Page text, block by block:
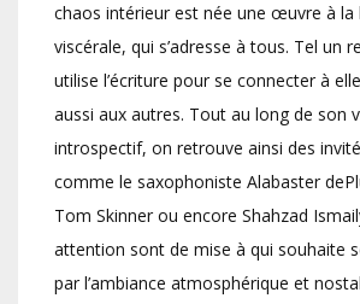
chaos intérieur est née une œuvre à la
viscérale, qui s’adresse à tous. Tel un
utilise l’écriture pour se connecter à
aussi aux autres. Tout au long de son
introspectif, on retrouve ainsi des
comme le saxophoniste Alabaster
Tom Skinner ou encore Shahzad
attention sont de mise à qui souhaite
par l’ambiance atmosphérique et